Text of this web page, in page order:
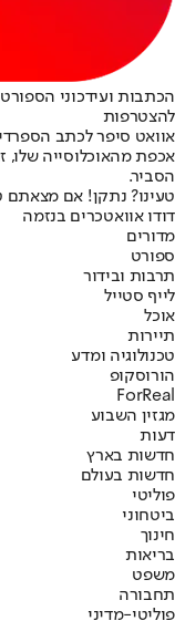
הכתבות ועידכוני
להצטרפות
אכפת מהאוכלוסייה שלו,
הסביר.
טעינו? נתקן! אם
דודו אוואטכרים בנזמה
מדורים
ספורט
תרבות ובידור
לייף סטייל
אוכל
תיירות
טכנולוגיה ומדע
הורוסקופ
ForReal
מגזין השבוע
דעות
חדשות בארץ
חדשות בעולם
פוליטי
ביטחוני
חינוך
בריאות
משפט
תחבורה
פוליטי-מדיני